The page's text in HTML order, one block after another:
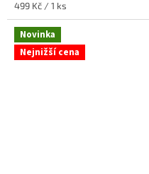
5
hvězdiček.
Měrná
cena:
499 Kč / 1 ks
Novinka
Nejnižší cena